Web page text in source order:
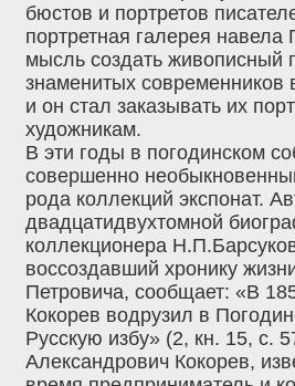
бюстов и портретов
портретная галерея
мысль создать живописный
знаменитых современников
и он стал заказывать их
художникам.
В эти годы в погодинском
совершенно
рода коллекций экспонат.
двадцатидвухтомной
коллекционера
воссоздавший хронику
Петровича, сообщает: «В
Кокорев водрузил в
Русскую избу» (2, кн. 15, с.
Александрович Кокорев,